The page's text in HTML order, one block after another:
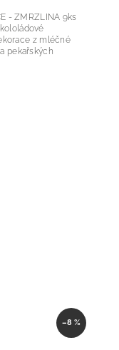
- ZMRZLINA 9ks
–8 %